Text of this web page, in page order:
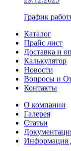
График
Каталог
Прайс лист
Доставка и
Калькулятор
Новости
Вопросы и
Контакты
О компании
Галерея
Статьи
Информация